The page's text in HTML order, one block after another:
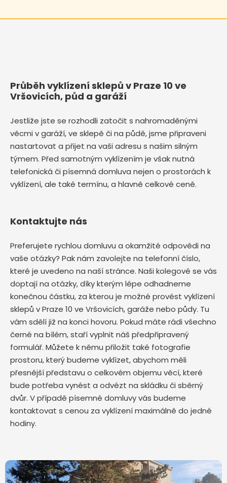
Průběh vyklízení sklepů v Praze 10 ve
Vršovicích, půd a garáží
Jestliže jste se rozhodli zatočit s nahromaděnými
věcmi v garáží, ve sklepě či na půdě, jsme připraveni
nastartovat a přijet na vaši adresu s našim silným
týmem. Před samotným vyklízením je však nutná
telefonická či písemná domluva nejen o prostorách k
vyklízení, ale také termínu, a hlavně celkové ceně.
Kontaktujte nás
Preferujete rychlou domluvu a okamžité odpovědi na
vaše otázky? Pak nám zavolejte na telefonní číslo,
které je uvedeno na naší stránce. Naši kolegové se vás
doptají na otázky, díky kterým lépe odhadneme
konečnou částku, za kterou je možné provést vyklízení
sklepů v Praze 10 ve Vršovicích, garáže nebo půdy. Tu
vám sdělí již na konci hovoru. Pokud máte rádi všechno
černé na bílém, staří vyplnit náš předpřipravený
formulář. Můžete k němu přiložit také fotografie
prostoru, který budeme vyklízet, abychom měli
přesnější představu o celkovém objemu věcí, které
bude potřeba vynést a odvézt na skládku či sběrný
dvůr. V případě písemné domluvy vás budeme
kontaktovat s cenou za vyklízení maximálně do jedné
hodiny.